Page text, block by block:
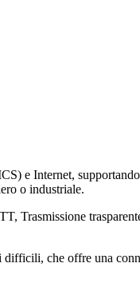
e Internet,
o industriale.
Trasmissione
che offre una